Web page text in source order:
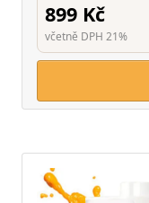
899 Kč
včetně DPH 21%